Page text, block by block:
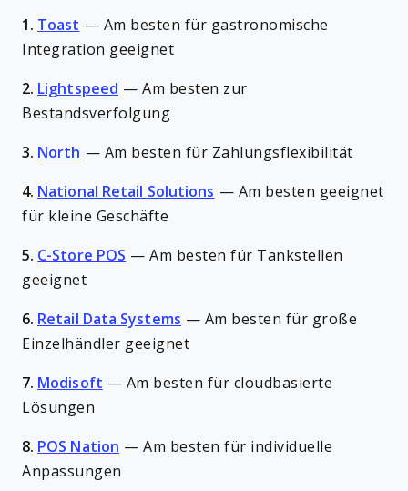
1. Toast — Am besten für gastronomische
Integration geeignet
2. Lightspeed — Am besten zur
Bestandsverfolgung
3. North — Am besten für Zahlungsflexibilität
4. National Retail Solutions — Am besten geeignet
für kleine Geschäfte
5. C-Store POS —Am besten für Tankstellen
geeignet
6. Retail Data Systems — Am besten für große
Einzelhändler geeignet
7. Modisoft — Am besten für cloudbasierte
Lösungen
8. POS Nation — Am besten für individuelle
Anpassungen